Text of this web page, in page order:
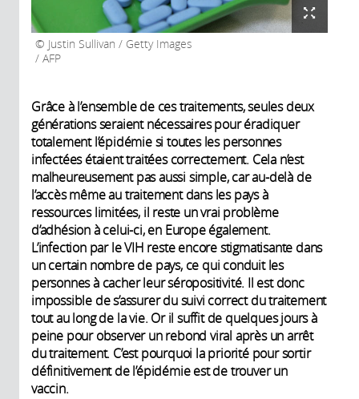
Justin Sullivan / Getty Images
/ AFP
Grâce à l’ensemble de ces traitements, seules deux
générations seraient nécessaires pour éradiquer
totalement l’épidémie si toutes les personnes
infectées étaient traitées correctement. Cela n’est
malheureusement pas aussi simple, car au-delà de
l’accès même au traitement dans les pays à
ressources limitées, il reste un vrai problème
d’adhésion à celui-ci, en Europe également.
L’infection par le VIH reste encore stigmatisante dans
un certain nombre de pays, ce qui conduit les
personnes à cacher leur séropositivité. Il est donc
impossible de s’assurer du suivi correct du traitement
tout au long de la vie. Or il suffit de quelques jours à
peine pour observer un rebond viral après un arrêt
du traitement. C’est pourquoi la priorité pour sortir
définitivement de l’épidémie est de trouver un
vaccin.